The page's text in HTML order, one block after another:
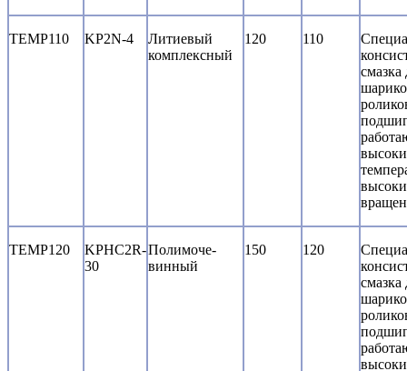
TEMP110 KP2N-4
Литиевый
комплексный
120 110
смазка
TEMP120
KPHC2R-
30
Полимоче-
винный
150 120
смазка